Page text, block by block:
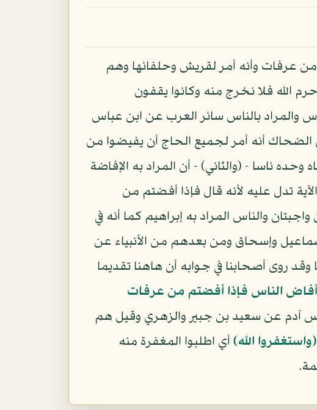
من عرفات وأنه أمر لقريش وحلفائها وهم
الله فلا نخرج منه وكانوا يقفون
والمراد بالناس سائر العرب عن ابن عباس
الضحاك أنه أمر لجميع الحاج أن يفيضوا من
ناسا - (والثاني) - أن المراد به الإفاضة
تدل عليه لأنه قال فإذا أفضتم من
والناس المراد به إبراهيم كما أنه في
وإسحاق ومن بعدهم من الأنبياء عن
وقد روى أصحابنا في جوابه أن هاهنا تقديما
الناس فإذا أفضتم من عرفات
آدم عن سعيد بن جبير والزهري وقيل هم
﴿واستغفروا الله﴾ أي اطلبوا المغفرة منه